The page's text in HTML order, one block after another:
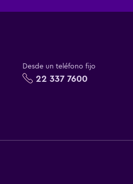
Desde un teléfono fijo
22 337 7600